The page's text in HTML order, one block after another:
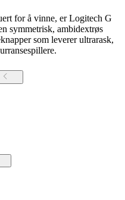
for å vinne, er Logitech G
symmetrisk, ambidextrøs
som leverer ultrarask,